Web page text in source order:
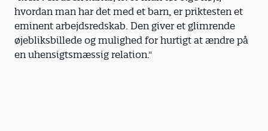
hvordan man har det med et barn, er priktesten et
eminent arbejdsredskab. Den giver et glimrende
øjebliksbillede og mulighed for hurtigt at ændre på
en uhensigtsmæssig relation."